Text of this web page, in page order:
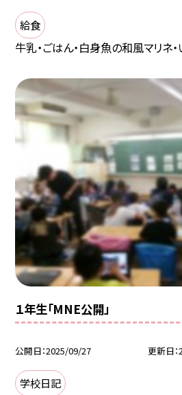
給食
牛乳・ごはん・白身魚の和風マリネ
１年生「MNE公開」
公開日 2025/09/27 更新日
学校日記